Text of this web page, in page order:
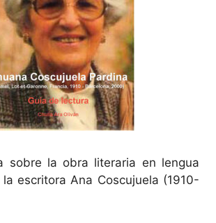
sobre la obra literaria en lengua
escritora Ana Coscujuela (1910-